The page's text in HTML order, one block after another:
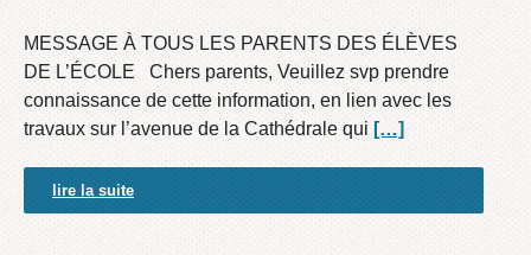
MESSAGE À TOUS LES PARENTS DES ÉLÈVES
DE L’ÉCOLE Chers parents, Veuillez svp prendre
connaissance de cette information, en lien avec les
travaux sur l’avenue de la Cathédrale qui […]
lire la suite